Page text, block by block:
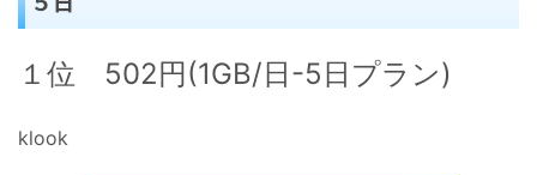
１位 502円(1GB/日-5日プラン)
klook